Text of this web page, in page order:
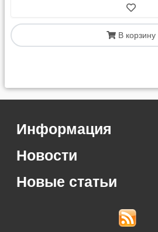
В корзину
Информация
Новости
Новые статьи